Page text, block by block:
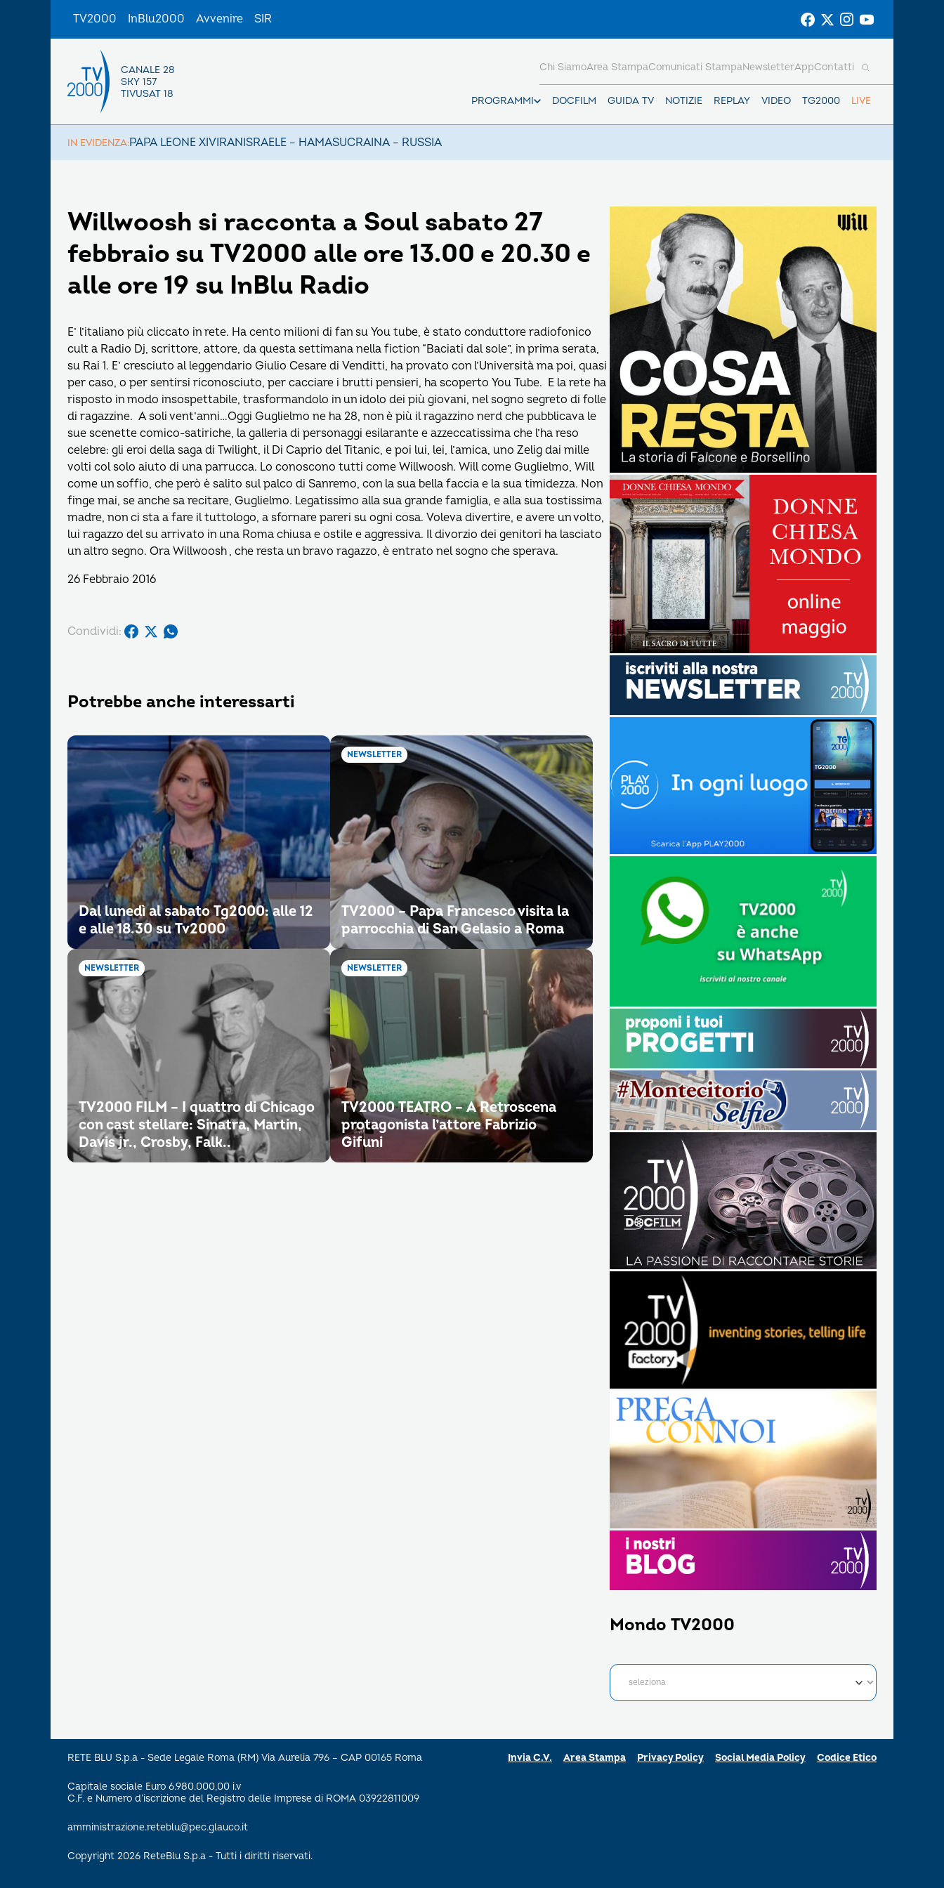
TV2000 InBlu2000 Avvenire SIR
CANALE 28
SKY 157
TIVUSAT 18
PROGRAMMI DOCFILM GUIDA TV NOTIZIE REPLAY VIDEO TG2000 LIVE
Chi SiamoArea StampaComunicati StampaNewsletterAppContatti
IN EVIDENZA:PAPA LEONE XIVIRANISRAELE – HAMASUCRAINA – RUSSIA
Willwoosh si racconta a Soul sabato 27
febbraio su TV2000 alle ore 13.00 e 20.30 e
alle ore 19 su InBlu Radio
E’ l’italiano più cliccato in rete. Ha cento milioni di fan su You tube, è stato conduttore radiofonico
cult a Radio Dj, scrittore, attore, da questa settimana nella fiction “Baciati dal sole”, in prima serata,
su Rai 1. E’ cresciuto al leggendario Giulio Cesare di Venditti, ha provato con l’Università ma poi, quasi
per caso, o per sentirsi riconosciuto, per cacciare i brutti pensieri, ha scoperto You Tube. E la rete ha
risposto in modo insospettabile, trasformandolo in un idolo dei più giovani, nel sogno segreto di folle
di ragazzine. A soli vent’anni…Oggi Guglielmo ne ha 28, non è più il ragazzino nerd che pubblicava le
sue scenette comico-satiriche, la galleria di personaggi esilarante e azzeccatissima che l’ha reso
celebre: gli eroi della saga di Twilight, il Di Caprio del Titanic, e poi lui, lei, l’amica, uno Zelig dai mille
volti col solo aiuto di una parrucca. Lo conoscono tutti come Willwoosh. Will come Guglielmo, Will
come un soffio, che però è salito sul palco di Sanremo, con la sua bella faccia e la sua timidezza. Non
finge mai, se anche sa recitare, Guglielmo. Legatissimo alla sua grande famiglia, e alla sua tostissima
madre, non ci sta a fare il tuttologo, a sfornare pareri su ogni cosa. Voleva divertire, e avere un volto,
lui ragazzo del su arrivato in una Roma chiusa e ostile e aggressiva. Il divorzio dei genitori ha lasciato
un altro segno. Ora Willwoosh , che resta un bravo ragazzo, è entrato nel sogno che sperava.
26 Febbraio 2016
Condividi:
Potrebbe anche interessarti
Dal lunedì al sabato Tg2000: alle 12
e alle 18.30 su Tv2000
NEWSLETTER
TV2000 – Papa Francesco visita la
parrocchia di San Gelasio a Roma
NEWSLETTER
TV2000 FILM – I quattro di Chicago
con cast stellare: Sinatra, Martin,
Davis jr., Crosby, Falk..
NEWSLETTER
TV2000 TEATRO – A Retroscena
protagonista l’attore Fabrizio
Gifuni
Mondo TV2000
RETE BLU S.p.a - Sede Legale Roma (RM) Via Aurelia 796 – CAP 00165 Roma
Capitale sociale Euro 6.980.000,00 i.v
C.F. e Numero d’iscrizione del Registro delle Imprese di ROMA 03922811009
amministrazione.reteblu@pec.glauco.it
Copyright 2026 ReteBlu S.p.a - Tutti i diritti riservati.
Invia C.V. Area Stampa Privacy Policy Social Media Policy Codice Etico